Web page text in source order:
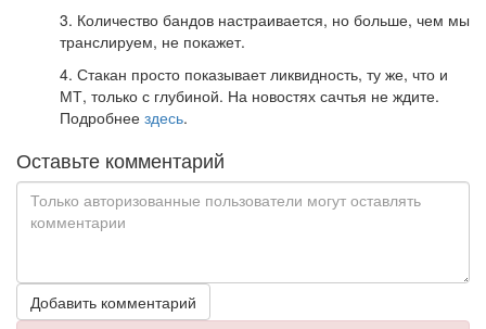
3. Количество бандов настраивается, но больше, чем мы
транслируем, не покажет.
4. Стакан просто показывает ликвидность, ту же, что и
МТ, только с глубиной. На новостях сачтья не ждите.
Подробнее здесь.
Оставьте комментарий
Добавить комментарий